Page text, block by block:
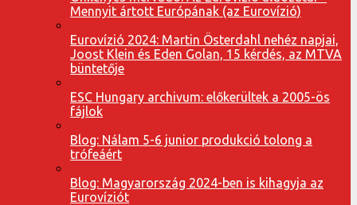
Mennyit ártott Európának (az Eurovízió)
Eurovízió 2024: Martin Österdahl nehéz napjai,
Joost Klein és Eden Golan, 15 kérdés, az MTVA
büntetője
ESC Hungary archivum: előkerültek a 2005-ös
fájlok
Blog: Nálam 5-6 junior produkció tolong a
trófeáért
Blog: Magyarország 2024-ben is kihagyja az
Eurovíziót